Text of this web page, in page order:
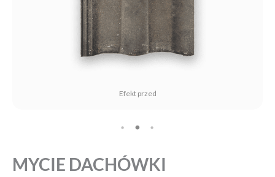
Efekt przed
MYCIE DACHÓWKI